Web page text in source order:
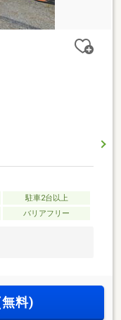
駐車2台以上
バリアフリー
料)